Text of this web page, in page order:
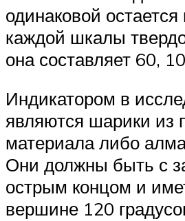
одинаковой остается
каждой шкалы
она составляет 60,
Индикатором в
являются шарики из
материала либо
Они должны быть с
острым концом и
вершине 120